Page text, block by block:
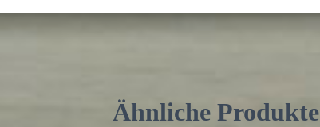
Ähnliche Produkte